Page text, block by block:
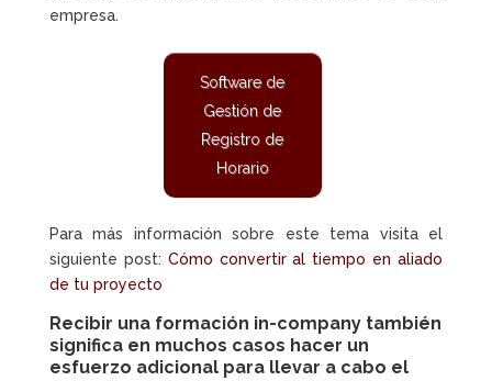
empresa.
Software de
Gestión de
Registro de
Horario
Para más información sobre este tema visita el
siguiente post: Cómo convertir al tiempo en aliado
de tu proyecto
Recibir una formación in-companytambién
significa en muchos casos hacer un
esfuerzo adicional para llevar a cabo el